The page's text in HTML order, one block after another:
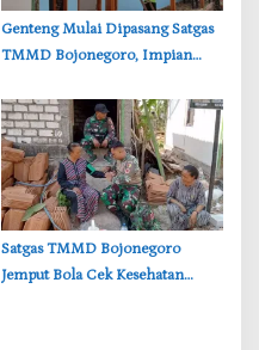
‎Genteng Mulai Dipasang Satgas
TMMD Bojonegoro, Impian
Dekat
‎Satgas TMMD Bojonegoro
Jemput Bola Cek Kesehatan